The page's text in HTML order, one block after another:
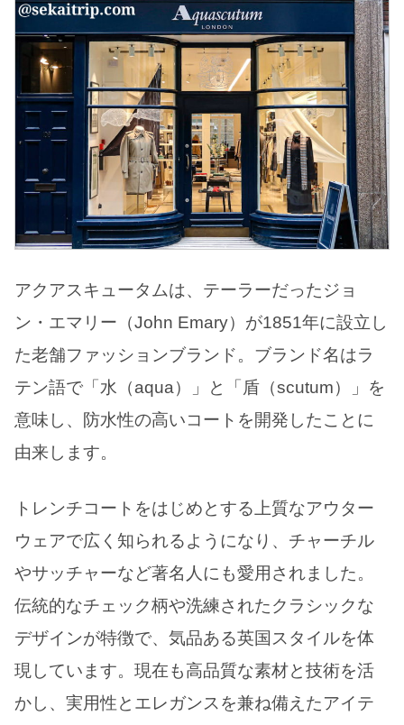
アクアスキュータムは、テーラーだったジョ
ン・エマリー（John Emary）が1851年に設立し
た老舗ファッションブランド。ブランド名はラ
テン語で「水（aqua）」と「盾（scutum）」を
意味し、防水性の高いコートを開発したことに
由来します。
トレンチコートをはじめとする上質なアウター
ウェアで広く知られるようになり、チャーチル
やサッチャーなど著名人にも愛用されました。
伝統的なチェック柄や洗練されたクラシックな
デザインが特徴で、気品ある英国スタイルを体
現しています。現在も高品質な素材と技術を活
かし、実用性とエレガンスを兼ね備えたアイテ